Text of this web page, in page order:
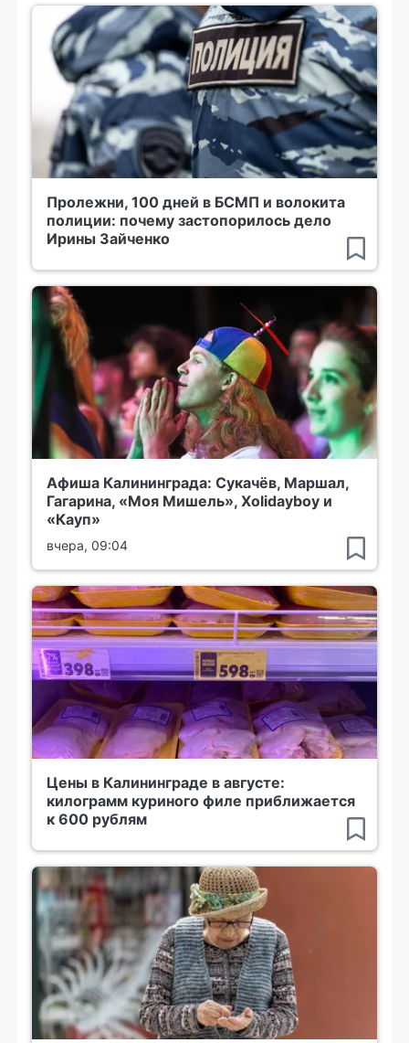
Пролежни, 100 дней в БСМП и волокита
полиции: почему застопорилось дело
Ирины Зайченко
Афиша Калининграда: Сукачёв, Маршал,
Гагарина, «Моя Мишель», Xolidayboy и
«Кауп»
вчера, 09:04
Цены в Калининграде в августе:
килограмм куриного филе приближается
к 600 рублям